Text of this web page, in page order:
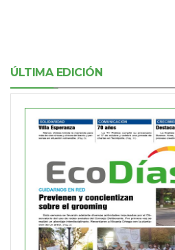
ÚLTIMA EDICIÓN